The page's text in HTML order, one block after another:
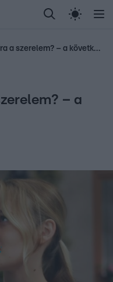
Randi Celeb vagyok,
Most Wanted Gallusz
Lucára rátalál újra a szerelem? – a következő részben
– a